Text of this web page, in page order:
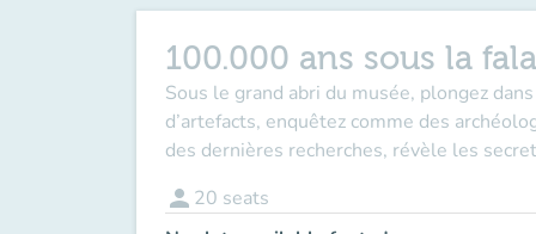
100.000 ans sous la
Sous le grand abri du musée, plongez
d’artefacts, enquêtez comme des
des dernières recherches, révèle les
person 20 seats